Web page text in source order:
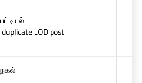
LOD post